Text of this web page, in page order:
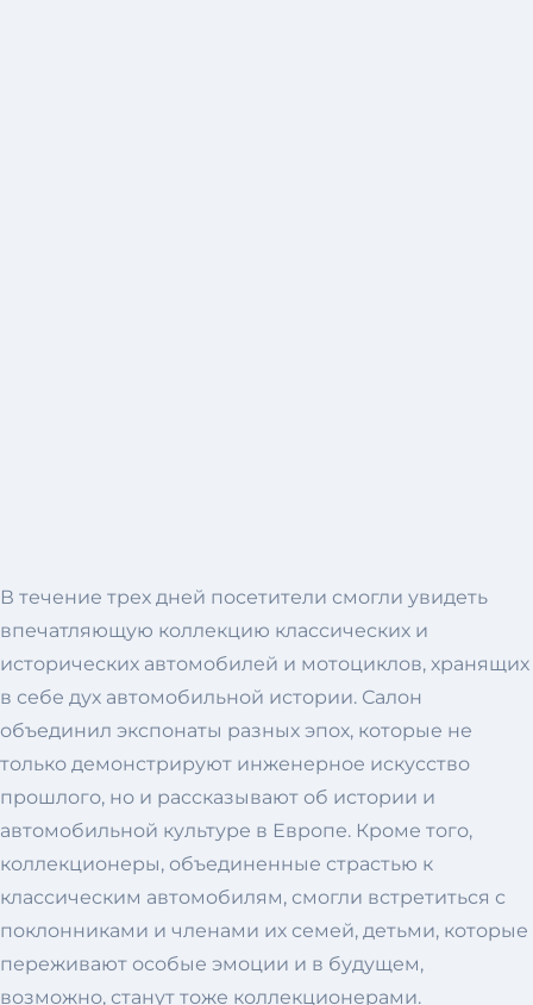
В течение трех дней посетители смогли увидеть
впечатляющую коллекцию классических и
исторических автомобилей и мотоциклов, хранящих
в себе дух автомобильной истории. Салон
объединил экспонаты разных эпох, которые не
только демонстрируют инженерное искусство
прошлого, но и рассказывают об истории и
автомобильной культуре в Европе. Кроме того,
коллекционеры, объединенные страстью к
классическим автомобилям, смогли встретиться с
поклонниками и членами их семей, детьми, которые
переживают особые эмоции и в будущем,
возможно, станут тоже коллекционерами.